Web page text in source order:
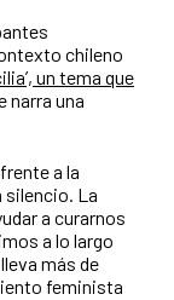
chileno
un tema que
narra una
a la
silencio. La
a curarnos
a lo largo
más de
feminista